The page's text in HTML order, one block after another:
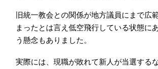
旧統一教会との関係が地方議員にまで広
まったとは言え低空飛行している状態に
う懸念もありました。
実際には、現職が敗れて新人が当選する